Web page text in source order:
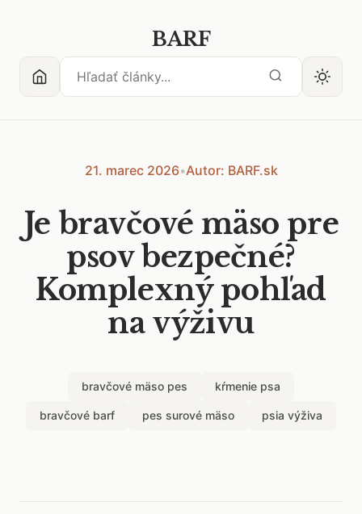
BARF
21. marec 2026•Autor: BARF.sk
Je bravčové mäso pre
psov bezpečné?
Komplexný pohľad
na výživu
bravčové mäso pes kŕmenie psa
bravčové barf pes surové mäso psia výživa